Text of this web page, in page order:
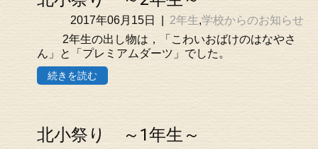
2017年06月15日 2年生,学校からのお知らせ
2年生の出し物は，「こわいおばけのはなやさ
ん」と「プレミアムダーツ」でした。
続きを読む
北小祭り ～1年生～